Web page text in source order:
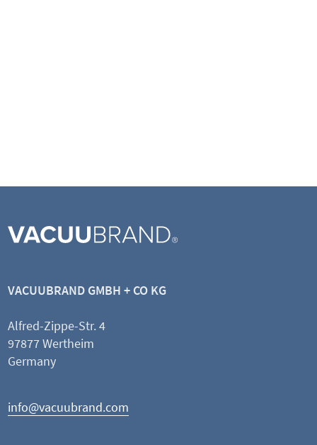
VACUUBRAND GMBH + CO KG
Alfred-Zippe-Str. 4
97877 Wertheim
Germany
info@vacuubrand.com